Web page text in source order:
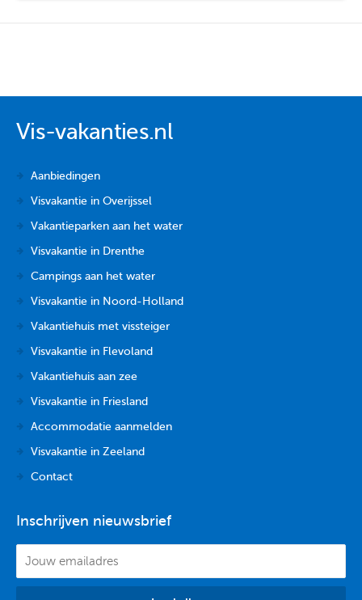
Vis-vakanties.nl
Aanbiedingen
Visvakantie in Overijssel
Vakantieparken aan het water
Visvakantie in Drenthe
Campings aan het water
Visvakantie in Noord-Holland
Vakantiehuis met vissteiger
Visvakantie in Flevoland
Vakantiehuis aan zee
Visvakantie in Friesland
Accommodatie aanmelden
Visvakantie in Zeeland
Contact
Inschrijven nieuwsbrief